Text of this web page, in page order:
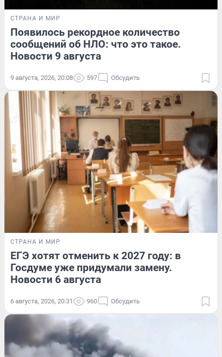
СТРАНА И МИР
Появилось рекордное количество
сообщений об НЛО: что это такое.
Новости 9 августа
9 августа, 2026, 20:08 597 Обсудить
СТРАНА И МИР
ЕГЭ хотят отменить к 2027 году: в
Госдуме уже придумали замену.
Новости 6 августа
6 августа, 2026, 20:31 960 Обсудить